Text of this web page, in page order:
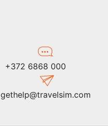
+372 6868 000
gethelp@travelsim.com